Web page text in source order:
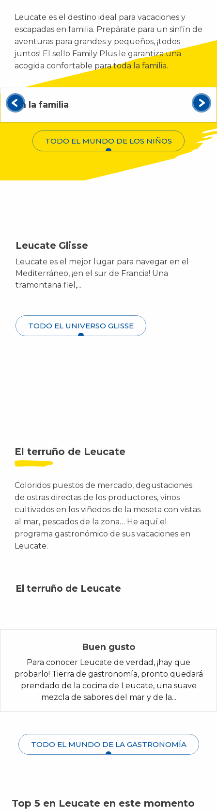
Leucate es el destino ideal para vacaciones y
escapadas en familia. Prepárate para un sinfín de
aventuras para grandes y pequeños, ¡todos
juntos! El sello Family Plus le garantiza una
acogida confortable para toda la familia.
Con la familia
TODO EL MUNDO DE LOS NIÑOS
Leucate Glisse
Leucate es el mejor lugar para navegar en el
Mediterráneo, ¡en el sur de Francia! Una
tramontana fiel,...
TODO EL UNIVERSO GLISSE
El terruño de Leucate
Coloridos puestos de mercado, degustaciones
de ostras directas de los productores, vinos
cultivados en los viñedos de la meseta con vistas
al mar, pescados de la zona… He aquí el
programa gastronómico de sus vacaciones en
Leucate.
El terruño de Leucate
Buen gusto
Para conocer Leucate de verdad, ¡hay que
probarlo! Tierra de gastronomía, pronto quedará
prendado de la cocina de Leucate, una suave
mezcla de sabores del mar y de la...
TODO EL MUNDO DE LA GASTRONOMÍA
Top 5 en Leucate en este momento